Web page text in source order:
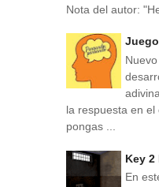
Nota del autor:
la respuesta en
pongas ...
Key 2
En